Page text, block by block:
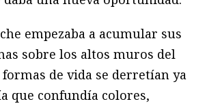
empezaba a acumular sus
sobre los altos muros del
de vida se derretían ya
que confundía colores,